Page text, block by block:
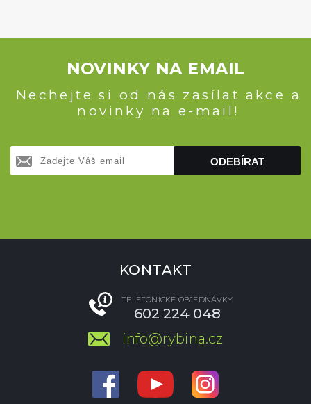
NOVINKY NA EMAIL
Nechejte si od nás zasílat akce a
novinky na e-mail!
ODEBÍRAT
KONTAKT
TELEFONICKÉ OBJEDNÁVKY
602 224 048
info@rybina.cz